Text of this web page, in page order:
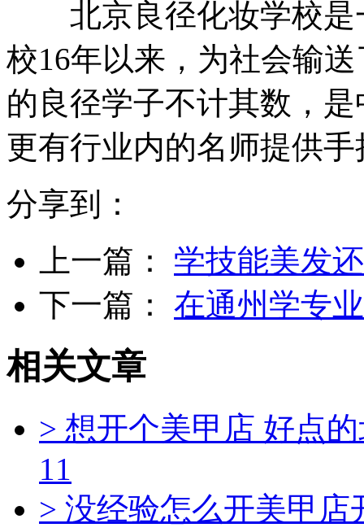
北京良径化妆学校是
校16年以来，为社会输
的良径学子不计其数，
更有行业内的名师提供
分享到：
上一篇：
学技能美发
下一篇：
在通州学专
相关文章
> 想开个美甲店 好点
11
> 没经验怎么开美甲